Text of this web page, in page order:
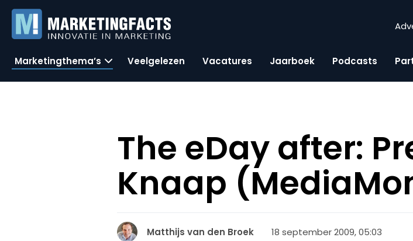
Marketingthema’s Veelgelezen Vacatures Jaarboek Podcasts
The eDay after:
Knaap
Matthijs van den Broek 18 september 2009, 05:03